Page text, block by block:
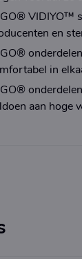
VIDIYO™
en
in
aan hoge